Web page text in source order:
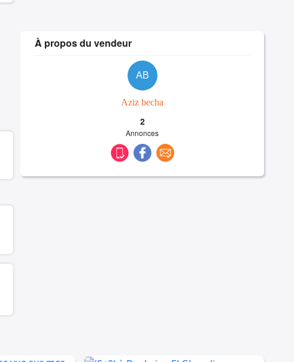
À propos du vendeur
AB
Aziz becha
2
Annonces